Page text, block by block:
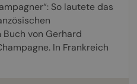
So lautete das
von Gerhard
In Frankreich